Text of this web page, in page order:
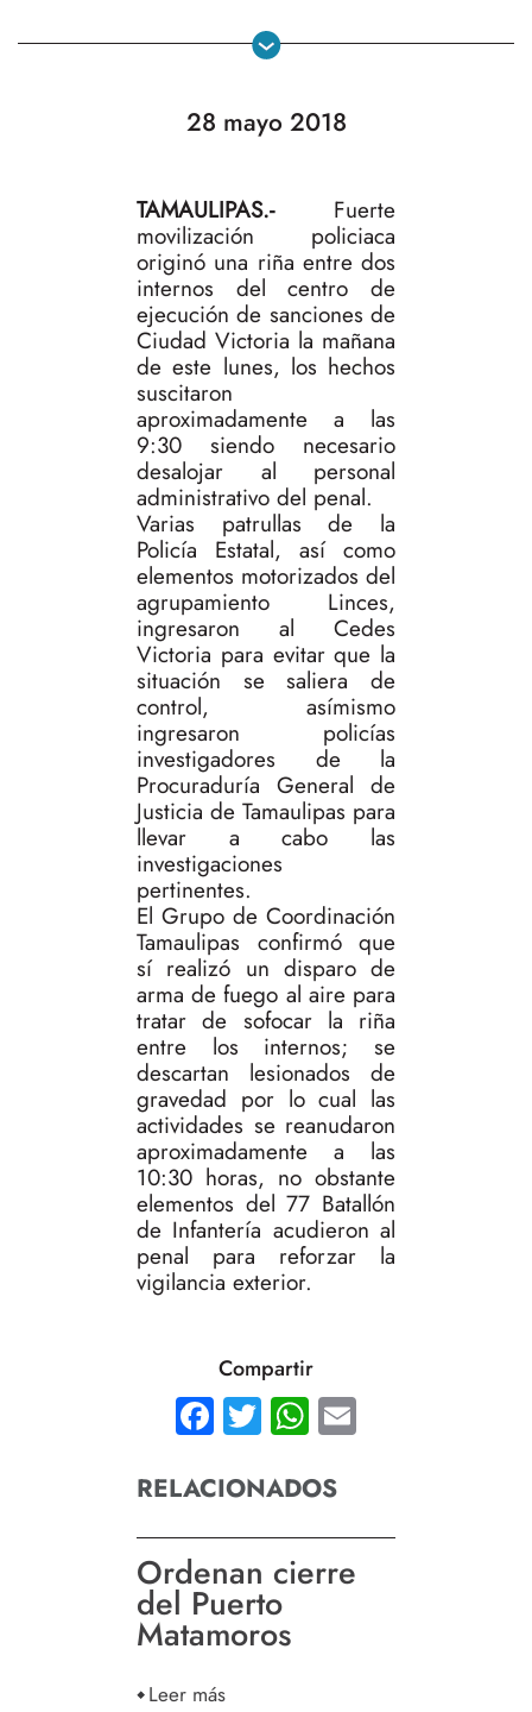
28 mayo 2018
TAMAULIPAS.-Fuerte
movilización policiaca
originó una riña entre dos
internos del centro de
ejecución de sanciones de
Ciudad Victoria la mañana
de este lunes, los hechos
suscitaron
aproximadamente a las
9:30 siendo necesario
desalojar al personal
administrativo del penal.
Varias patrullas de la
Policía Estatal, así como
elementos motorizados del
agrupamiento Linces,
ingresaron al Cedes
Victoria para evitar que la
situación se saliera de
control, asímismo
ingresaron policías
investigadores de la
Procuraduría General de
Justicia de Tamaulipas para
llevar a cabo las
investigaciones
pertinentes.
El Grupo de Coordinación
Tamaulipas confirmó que
sí realizó un disparo de
arma de fuego al aire para
tratar de sofocar la riña
entre los internos; se
descartan lesionados de
gravedad por lo cual las
actividades se reanudaron
aproximadamente a las
10:30 horas, no obstante
elementos del 77 Batallón
de Infantería acudieron al
penal para reforzar la
vigilancia exterior.
Compartir
Facebook
TwitterWhatsApp
RELACIONADOS
Ordenan cierre
del Puerto
Matamoros
Leer más